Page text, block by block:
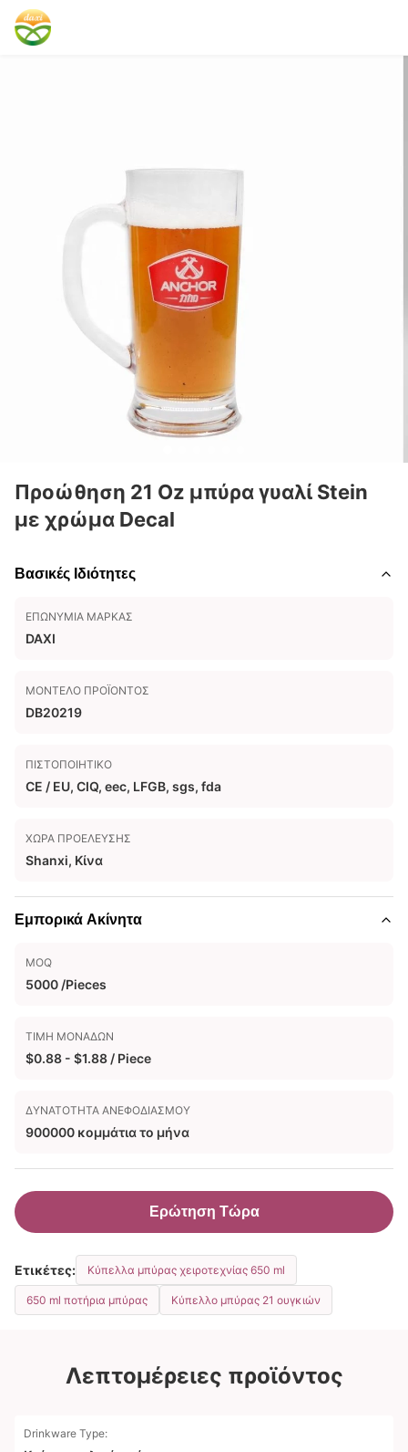
Προώθηση 21 Oz μπύρα γυαλί Stein
με χρώμα Decal
Βασικές Ιδιότητες
ΕΠΩΝΥΜΊΑ ΜΆΡΚΑΣ
DAXI
ΜΟΝΤΈΛΟ ΠΡΟΪΌΝΤΟΣ
DB20219
ΠΙΣΤΟΠΟΙΗΤΙΚΌ
CE / EU, CIQ, eec, LFGB, sgs, fda
ΧΏΡΑ ΠΡΟΈΛΕΥΣΗΣ
Shanxi, Κίνα
Εμπορικά Ακίνητα
MOQ
5000 /Pieces
ΤΙΜΉ ΜΟΝΆΔΩΝ
$0.88 - $1.88 / Piece
ΔΥΝΑΤΌΤΗΤΑ ΑΝΕΦΟΔΙΑΣΜΟΎ
900000 κομμάτια το μήνα
Ερώτηση Τώρα
Ετικέτες: Κύπελλα μπύρας χειροτεχνίας 650 ml
650 ml ποτήρια μπύρας Κύπελλο μπύρας 21 ουγκιών
Λεπτομέρειες προϊόντος
Drinkware Type: